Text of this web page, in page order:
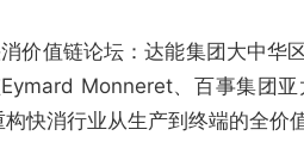
价值链论坛：达能集团大中华
Monneret、百事集团
快消行业从生产到终端的全价值